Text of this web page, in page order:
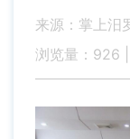
来源：掌上汨
浏览量： 926